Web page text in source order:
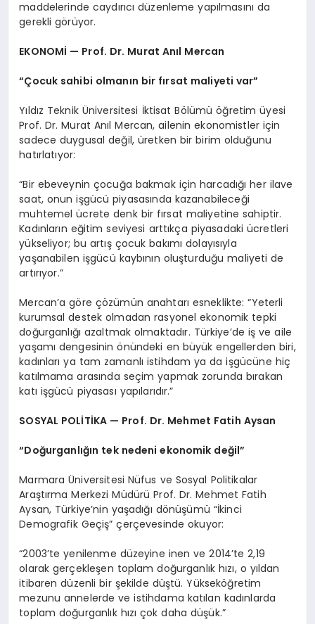
maddelerinde caydırıcı düzenleme yapılmasını da
gerekli görüyor.
EKONOMİ — Prof. Dr. Murat Anıl Mercan
“Çocuk sahibi olmanın bir fırsat maliyeti var”
Yıldız Teknik Üniversitesi İktisat Bölümü öğretim üyesi
Prof. Dr. Murat Anıl Mercan, ailenin ekonomistler için
sadece duygusal değil, üretken bir birim olduğunu
hatırlatıyor:
“Bir ebeveynin çocuğa bakmak için harcadığı her ilave
saat, onun işgücü piyasasında kazanabileceği
muhtemel ücrete denk bir fırsat maliyetine sahiptir.
Kadınların eğitim seviyesi arttıkça piyasadaki ücretleri
yükseliyor; bu artış çocuk bakımı dolayısıyla
yaşanabilen işgücü kaybının oluşturduğu maliyeti de
artırıyor.”
Mercan’a göre çözümün anahtarı esneklikte: “Yeterli
kurumsal destek olmadan rasyonel ekonomik tepki
doğurganlığı azaltmak olmaktadır. Türkiye’de iş ve aile
yaşamı dengesinin önündeki en büyük engellerden biri,
kadınları ya tam zamanlı istihdam ya da işgücüne hiç
katılmama arasında seçim yapmak zorunda bırakan
katı işgücü piyasası yapılarıdır.”
SOSYAL POLİTİKA — Prof. Dr. Mehmet Fatih Aysan
“Doğurganlığın tek nedeni ekonomik değil”
Marmara Üniversitesi Nüfus ve Sosyal Politikalar
Araştırma Merkezi Müdürü Prof. Dr. Mehmet Fatih
Aysan, Türkiye’nin yaşadığı dönüşümü “İkinci
Demografik Geçiş” çerçevesinde okuyor:
“2003’te yenilenme düzeyine inen ve 2014’te 2,19
olarak gerçekleşen toplam doğurganlık hızı, o yıldan
itibaren düzenli bir şekilde düştü. Yükseköğretim
mezunu annelerde ve istihdama katılan kadınlarda
toplam doğurganlık hızı çok daha düşük.”